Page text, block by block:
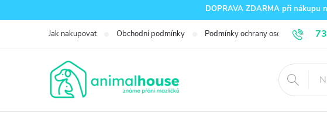
na
DOPRAVA ZDARMA při nákupu
Jak nakupovat Obchodní podmínky Podmínky ochrany osobních údajů